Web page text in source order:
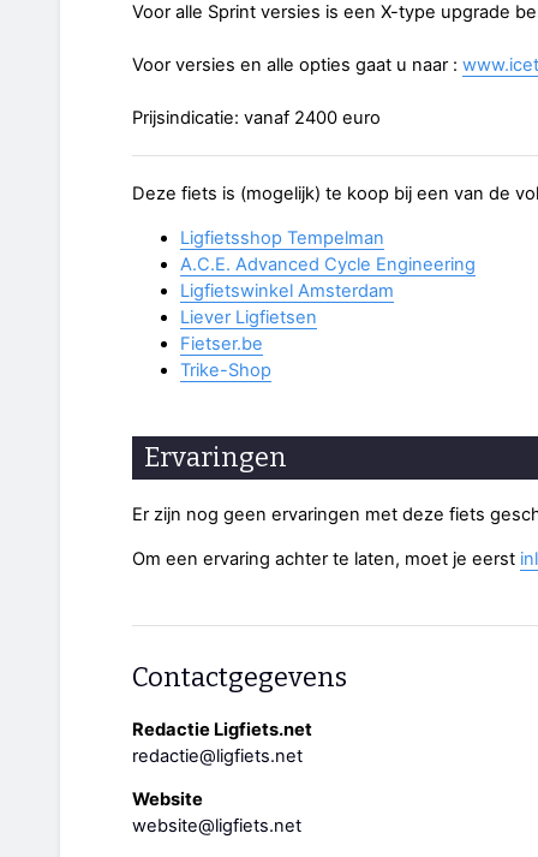
Voor alle Sprint versies is een X-type upgrade
Voor versies en alle opties gaat u naar :
Prijsindicatie: vanaf 2400 euro
Deze fiets is (mogelijk) te koop bij een van de
Ligfietsshop Tempelman
A.C.E. Advanced Cycle Engineering
Ligfietswinkel Amsterdam
Liever Ligfietsen
Fietser.be
Trike-Shop
Ervaringen
Er zijn nog geen ervaringen met deze fiets
Om een ervaring achter te laten, moet je eerst
Contactgegevens
Redactie Ligfiets.net
redactie@ligfiets.net
Website
website@ligfiets.net